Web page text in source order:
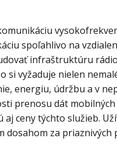
spoľahlivo na
infraštruktúru
vyžaduje nielen
energiu, údržbu a v
prenosu dát
ceny týchto služieb.
za priaznivých